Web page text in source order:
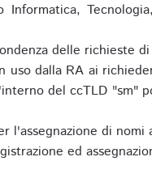
Informatica,
delle richieste
uso dalla RA ai
del ccTLD "sm"
l'assegnazione di
ed